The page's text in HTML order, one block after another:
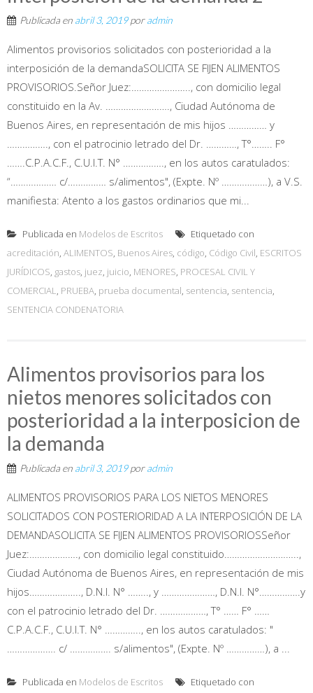
Publicada en abril 3, 2019poradmin
Alimentos provisorios solicitados con posterioridad a la
interposición de la demandaSOLICITA SE FIJEN ALIMENTOS
PROVISORIOS.Señor Juez:………………….., con domicilio legal
constituido en la Av. ……………………., Ciudad Autónoma de
Buenos Aires, en representación de mis hijos …………… y
……………., con el patrocinio letrado del Dr. …………, T°…….. F°
…….C.P.A.C.F., C.U.I.T. N° ……………., en los autos caratulados:
“……………… c/…………… s/alimentos", (Expte. Nº ………………), a V.S.
manifiesta: Atento a los gastos ordinarios que mi...
Publicada en Modelos de Escritos
Etiquetado con
acreditación, ALIMENTOS, Buenos Aires, código, Código Civil, ESCRITOS
JURÍDICOS, gastos, juez, juicio, MENORES, PROCESAL CIVIL Y
COMERCIAL, PRUEBA, prueba documental, sentencia, sentencia,
SENTENCIA CONDENATORIA
Alimentos provisorios para los
nietos menores solicitados con
posterioridad a la interposicion de
la demanda
Publicada en abril 3, 2019poradmin
ALIMENTOS PROVISORIOS PARA LOS NIETOS MENORES
SOLICITADOS CON POSTERIORIDAD A LA INTERPOSICIÓN DE LA
DEMANDASOLICITA SE FIJEN ALIMENTOS PROVISORIOSSeñor
Juez:………………., con domicilio legal constituido………………………..,
Ciudad Autónoma de Buenos Aires, en representación de mis
hijos……………….., D.N.I. N° …….., y …………………, D.N.I. N°…………….y
con el patrocinio letrado del Dr. ………………, T° …… F° ……
C.P.A.C.F., C.U.I.T. N° ………….., en los autos caratulados: "
………………. c/ ……………. s/alimentos", (Expte. Nº ……………), a ...
Publicada en Modelos de Escritos
Etiquetado con